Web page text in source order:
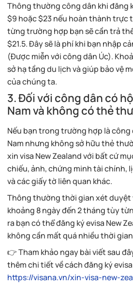
Thông thường công dân khi đăng
$9 hoặc $23 nếu hoàn thành trực
từng trường hợp bạn sẽ cần trả
$21.5. Đây sẽ là phí khi bạn nhập
(Được miễn với công dân Úc).
sở hạ tầng du lịch và giúp bảo vệ
của chúng ta.
3. Đối với công dân có
Nam và không có thẻ
Nếu bạn trong trường hợp là công
Nam nhưng không sở hữu thẻ
xin visa New Zealand với bất cứ
chiếu, ảnh, chứng minh tài chính,
và các giấy tờ liên quan khác.
Thông thường thời gian xét duyệt
khoảng 8 ngày đến 2 tháng tùy
ra bạn có thể đăng ký evisa New
không cần mất quá nhiều thời
👉 Tham khảo ngay bài viết sau
thêm chi tiết về cách đăng ký
https://visana.vn/xin-visa-new-